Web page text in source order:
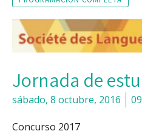
Jornada de
sábado, 8 octubre, 2016
Concurso 2017